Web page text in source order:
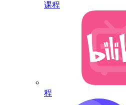
课程
程